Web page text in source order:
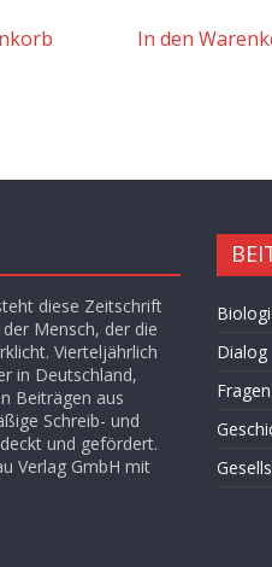
In den
diese Zeitschrift
Mensch, der die
Vierteljährlich
in Deutschland,
Beiträgen aus
Schreib- und
und gefördert.
Verlag GmbH mit
Dialog